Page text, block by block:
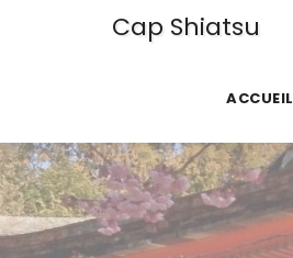
Cap Shiatsu
ACCUEIL